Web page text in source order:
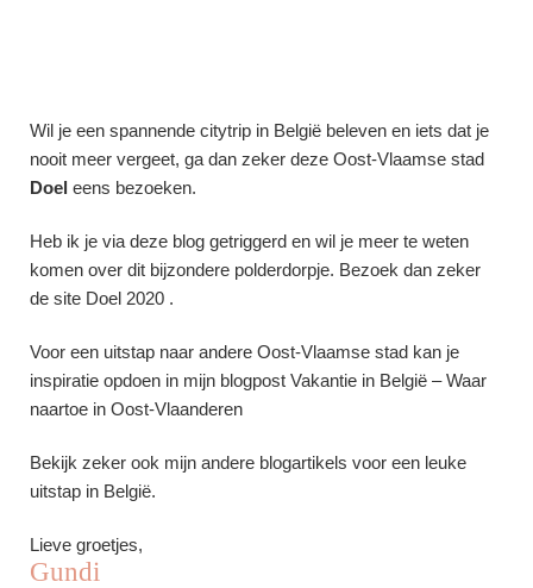
Wil je een spannende citytrip in België beleven en iets dat je
nooit meer vergeet, ga dan zeker deze Oost-Vlaamse stad
Doel eens bezoeken.
Heb ik je via deze blog getriggerd en wil je meer te weten
komen over dit bijzondere polderdorpje. Bezoek dan zeker
de site Doel 2020 .
Voor een uitstap naar andere Oost-Vlaamse stad kan je
inspiratie opdoen in mijn blogpost Vakantie in België – Waar
naartoe in Oost-Vlaanderen
Bekijk zeker ook mijn andere blogartikels voor een leuke
uitstap in België.
Lieve groetjes,
Gundi